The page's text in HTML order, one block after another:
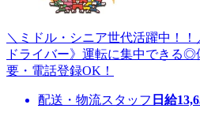
＼ミドル・シニア世代活躍中！
ドライバー》運転に集中できる
要・電話登録OK！
配送・物流スタッフ 日給